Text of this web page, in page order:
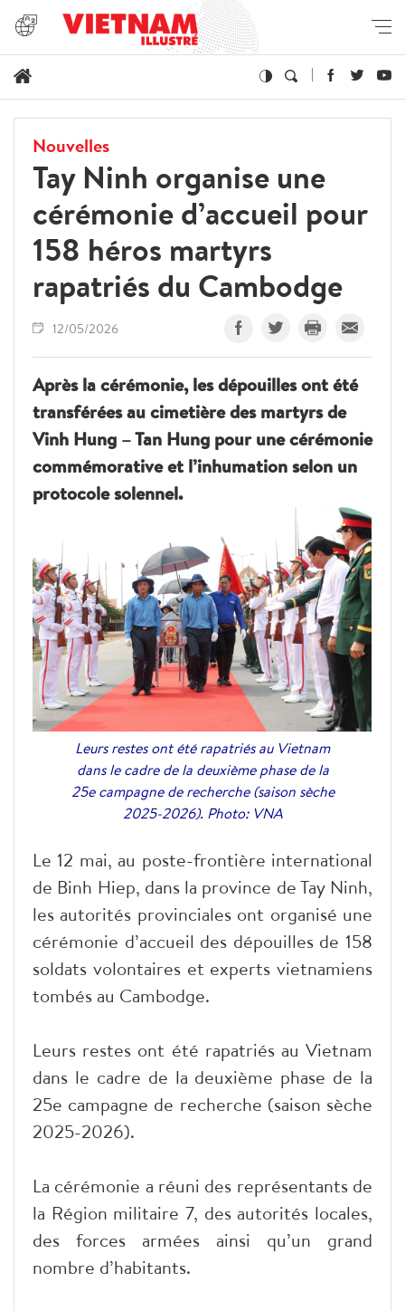
Nouvelles
Tay Ninh organise une
cérémonie d’accueil pour
158 héros martyrs
rapatriés du Cambodge
12/05/2026
Après la cérémonie, les dépouilles ont été
transférées au cimetière des martyrs de
Vinh Hung – Tan Hung pour une cérémonie
commémorative et l’inhumation selon un
protocole solennel.
Leurs restes ont été rapatriés au Vietnam
dans le cadre de la deuxième phase de la
25e campagne de recherche (saison sèche
2025-2026). Photo: VNA
Le 12 mai, au poste-frontière international
de Binh Hiep, dans la province de Tay Ninh,
les autorités provinciales ont organisé une
cérémonie d’accueil des dépouilles de 158
soldats volontaires et experts vietnamiens
tombés au Cambodge.
Leurs restes ont été rapatriés au Vietnam
dans le cadre de la deuxième phase de la
25e campagne de recherche (saison sèche
2025-2026).
La cérémonie a réuni des représentants de
la Région militaire 7, des autorités locales,
des forces armées ainsi qu’un grand
nombre d’habitants.